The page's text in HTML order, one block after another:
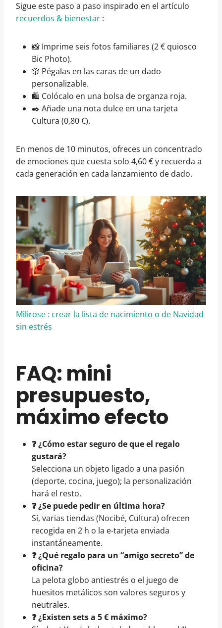
Sigue este paso a paso inspirado en el artículo
recuerdos & bienestar :
📸 Imprime seis fotos familiares (2 € quiosco
Bic Photo).
🎲 Pégalas en las caras de un dado
personalizable.
🛍️ Colócalo en una bolsa de organza roja.
✒️ Añade una nota dulce en una tarjeta
Cultura (0,80 €).
En menos de 10 minutos, ofreces un concentrado
de emociones que cuesta solo 4,60 € y recuerda a
cada generación en cada lanzamiento de dado.
Milirose : crear la lista de nacimiento o de Navidad
sin estrés
FAQ: mini
presupuesto,
máximo efecto
❓ ¿Cómo estar seguro de que el regalo
gustará?
Selecciona un objeto ligado a una pasión
(deporte, cocina, juego); la personalización
hará el resto.
❓ ¿Se puede pedir en última hora?
Sí, varias tiendas (Nocibé, Cultura) ofrecen
recogida en 2 h o la e-tarjeta enviada
instantáneamente.
❓ ¿Qué regalo para un “amigo secreto” de
oficina?
La pelota globo antiestrés o el juego de
huesitos metálicos son valores seguros y
neutrales.
❓ ¿Existen sets a 5 € máximo?